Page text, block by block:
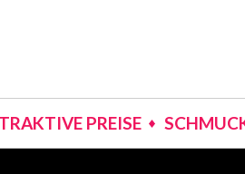
PREISE